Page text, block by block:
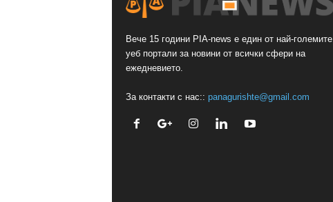
Вече 15 години PIA-news е един от най-големите
уеб портали за новини от всички сфери на
ежедневието.
За контакти с нас:: panagurishte@gmail.com